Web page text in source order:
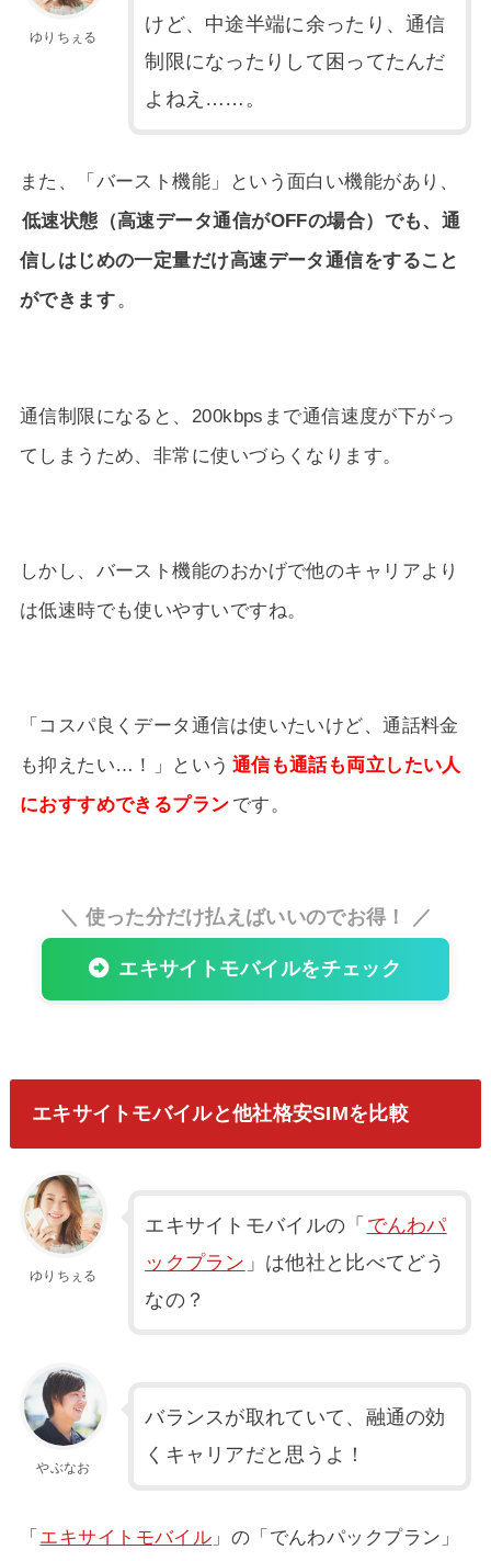
ゆりちぇる
けど、中途半端に余ったり、通信
制限になったりして困ってたんだ
よねえ……。
また、「バースト機能」という面白い機能があり、
低速状態（高速データ通信がOFFの場合）でも、通
信しはじめの一定量だけ高速データ通信をすること
ができます。
通信制限になると、200kbpsまで通信速度が下がっ
てしまうため、非常に使いづらくなります。
しかし、バースト機能のおかげで他のキャリアより
は低速時でも使いやすいですね。
「コスパ良くデータ通信は使いたいけど、通話料金
も抑えたい…！」という 通信も通話も両立したい人
におすすめできるプラン です。
＼ 使った分だけ払えばいいのでお得！ ／
エキサイトモバイルをチェック
エキサイトモバイルと他社格安SIMを比較
ゆりちぇる
エキサイトモバイルの「 でんわパ
ックプラン 」は他社と比べてどう
なの？
やぶなお
バランスが取れていて、融通の効
くキャリアだと思うよ！
「 エキサイトモバイル 」の「でんわパックプラン」